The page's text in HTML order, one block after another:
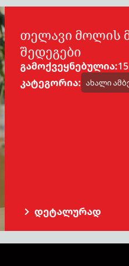
თელავი მოლის
შედეგები
გამოქვეყნებულია:
კატეგორია: ახალი
ᲓᲔᲢᲐᲚᲣᲠᲐᲓ